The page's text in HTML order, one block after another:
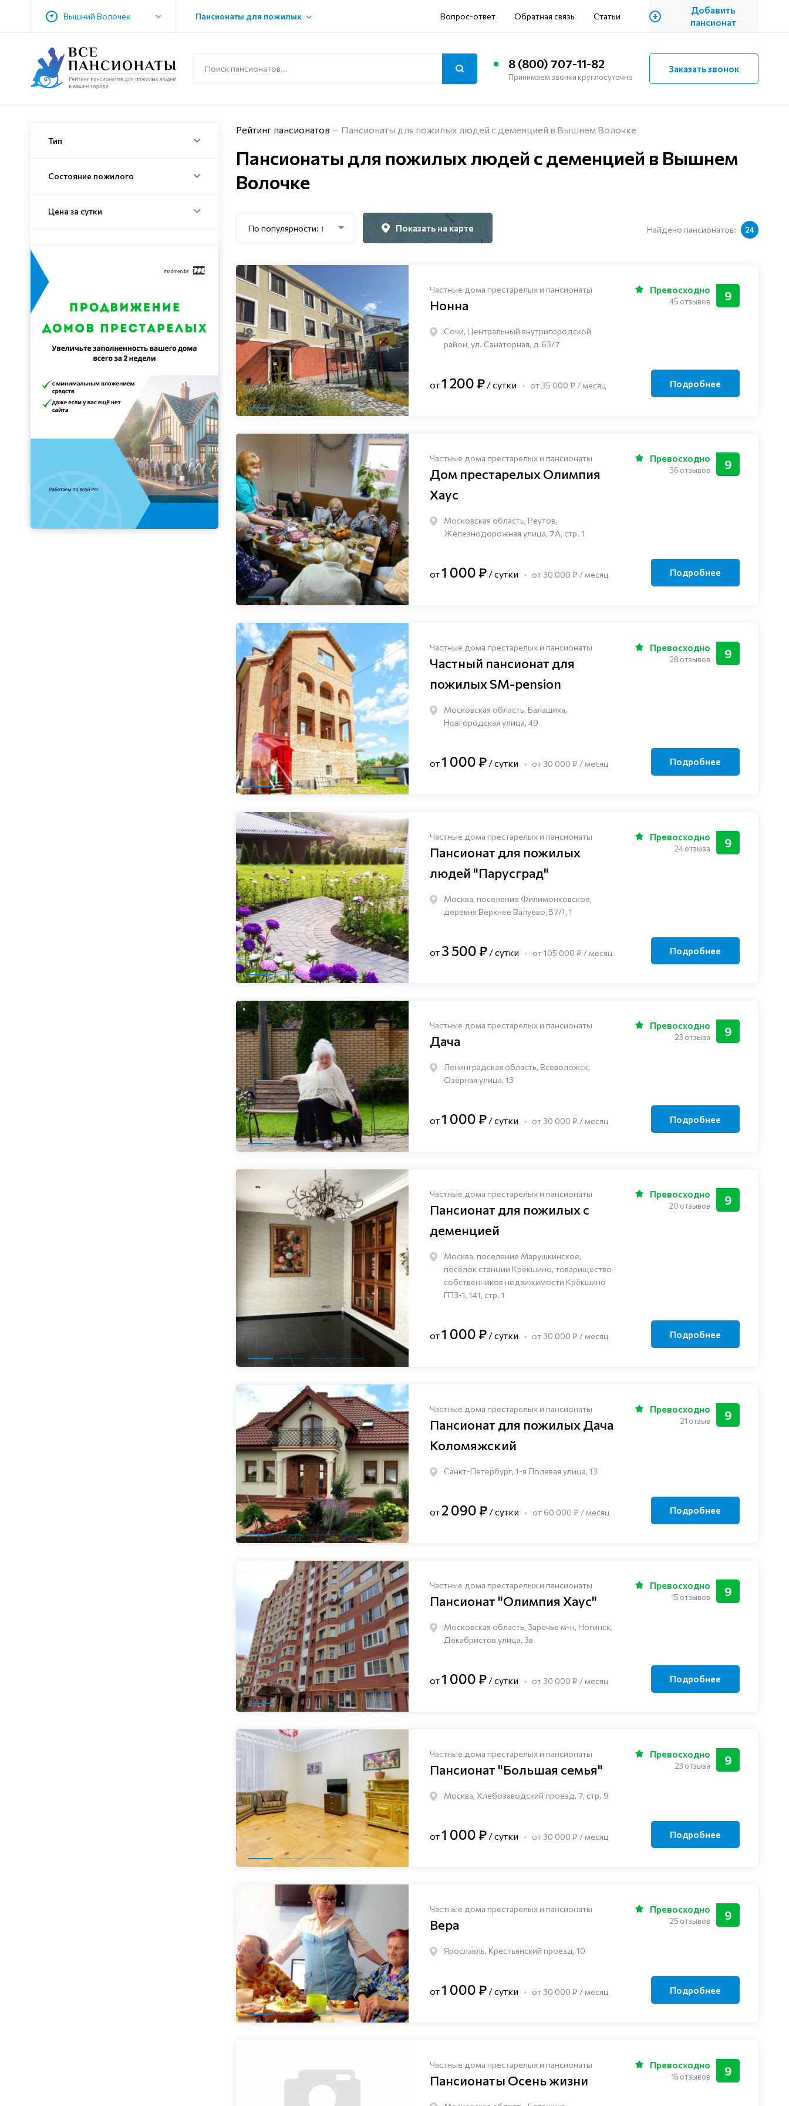
Вышний Волочёк Пансионаты для пожилых Вопрос-ответ Обратная связь Статьи +
Добавить
пансионат
8 (800) 707-11-82
Принимаем звонки круглосуточно
Заказать звонок
Тип
Состояние пожилого
Цена за сутки
Рейтинг пансионатов Пансионаты для пожилых людей с деменцией в Вышнем Волочке
Пансионаты для пожилых людей с деменцией в Вышнем
Волочке
По популярности: ↑ Показать на карте Найдено пансионатов: 24
Частные дома престарелых и пансионаты
Нонна
Сочи, Центральный внутригородской
район, ул. Санаторная, д.63/7
9
Превосходно
45 отзывов
от1 200 ₽ / сутки от 35 000 ₽ / месяц Подробнее
Частные дома престарелых и пансионаты
Дом престарелых Олимпия
Хаус
Московская область, Реутов,
Железнодорожная улица, 7А, стр. 1
9
Превосходно
36 отзывов
от1 000 ₽ / сутки от 30 000 ₽ / месяц Подробнее
Частные дома престарелых и пансионаты
Частный пансионат для
пожилых SM-pension
Московская область, Балашиха,
Новгородская улица, 49
9
Превосходно
28 отзывов
от1 000 ₽ / сутки от 30 000 ₽ / месяц Подробнее
Частные дома престарелых и пансионаты
Пансионат для пожилых
людей "Парусград"
Москва, поселение Филимонковское,
деревня Верхнее Валуево, 57/1, 1
9
Превосходно
24 отзыва
от 3 500 ₽ / сутки от 105 000 ₽ / месяц Подробнее
Частные дома престарелых и пансионаты
Дача
Ленинградская область, Всеволожск,
Озёрная улица, 13
9
Превосходно
23 отзыва
от1 000 ₽ / сутки от 30 000 ₽ / месяц Подробнее
Частные дома престарелых и пансионаты
Пансионат для пожилых с
деменцией
Москва, поселение Марушкинское,
посёлок станции Крёкшино, товарищество
собственников недвижимости Крёкшино
ГПЗ-1, 141, стр. 1
9
Превосходно
20 отзывов
от1 000 ₽ / сутки от 30 000 ₽ / месяц Подробнее
Частные дома престарелых и пансионаты
Пансионат для пожилых Дача
Коломяжский
Санкт-Петербург, 1-я Полевая улица, 13
9
Превосходно
21 отзыв
от 2 090 ₽ / сутки от 60 000 ₽ / месяц Подробнее
Частные дома престарелых и пансионаты
Пансионат "Олимпия Хаус"
Московская область, Заречье м-н, Ногинск, ​
Декабристов улица, 3в
9
Превосходно
15 отзывов
от1 000 ₽ / сутки от 30 000 ₽ / месяц Подробнее
Частные дома престарелых и пансионаты
Пансионат "Большая семья"
Москва, Хлебозаводский проезд, 7, стр. 9
9
Превосходно
23 отзыва
от1 000 ₽ / сутки от 30 000 ₽ / месяц Подробнее
Частные дома престарелых и пансионаты
Вера
Ярославль, Крестьянский проезд, 10
9
Превосходно
25 отзывов
от1 000 ₽ / сутки от 30 000 ₽ / месяц Подробнее
Частные дома престарелых и пансионаты
Пансионаты Осень жизни
9
Превосходно
16 отзывов